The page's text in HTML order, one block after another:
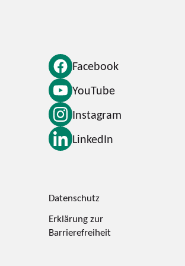
Facebook
YouTube
Instagram
LinkedIn
Datenschutz
Erklärung zur
Barrierefreiheit